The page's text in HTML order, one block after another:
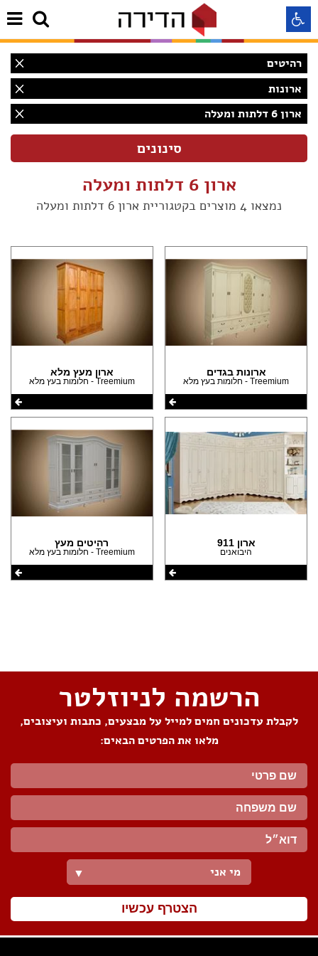
רהיטים
ארונות
ארון 6 דלתות ומעלה
(3)
(1)
(2)
(1)
(1)
(4)
(1)
ארון 6 דלתות ומעלה
נמצאו 4 מוצרים בקטגוריית ארון 6 דלתות ומעלה
ארונות בגדים
Treemium - חלומות בעץ מלא
ארון מעץ מלא
Treemium - חלומות בעץ מלא
ארון 911
היבואנים
רהיטים מעץ
Treemium - חלומות בעץ מלא
הרשמה לניוזלטר
לקבלת עדכונים חמים למייל על מבצעים, כתבות ועיצובים,
מלאו את הפרטים הבאים:
מי אני ▼
הצטרף עכשיו
התאמה לקורא מסך
התאמה לעיוורי צבעים
התאמה לכבדי ראיה
תצוגה רגילה
הדגשת קישורים
Aא Aא
הצהרת נגישות